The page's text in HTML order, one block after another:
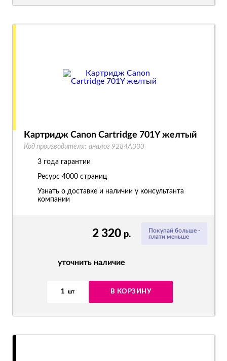
Покупай больше -
плати меньше
2 320 р.
уточнить наличие
1 шт В КОРЗИНУ
Картридж Canon Cartridge 701Y желтый
Код производителя: аналог 9284A003
3 года гарантии
Ресурс 4000 страниц
Узнать о доставке и наличии у консультанта
компании